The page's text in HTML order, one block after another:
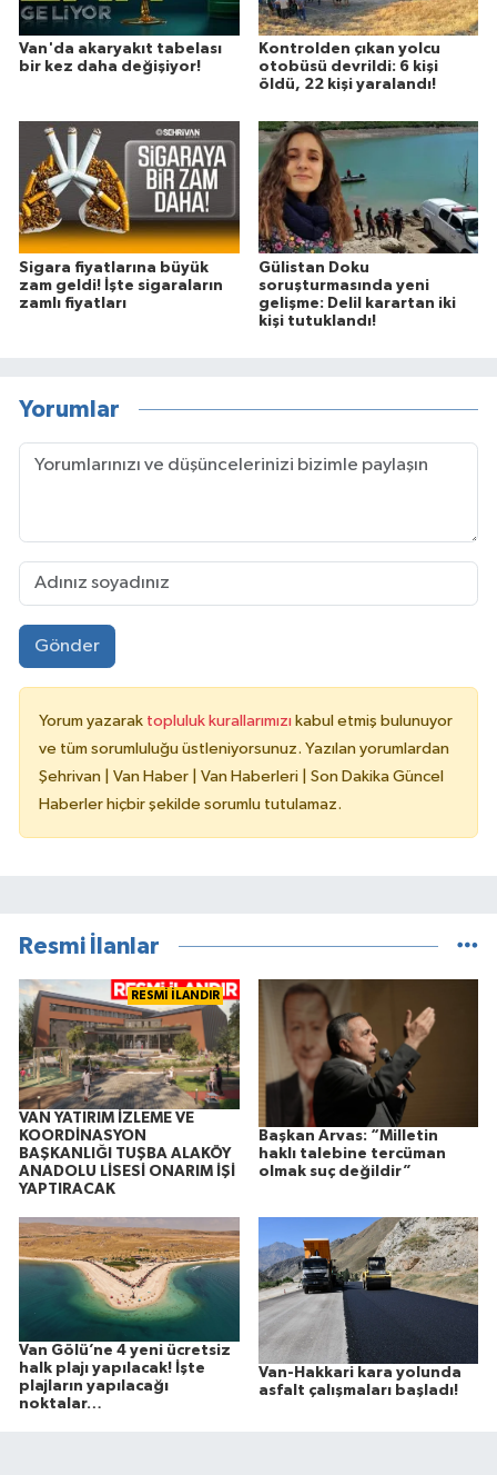
Van'da akaryakıt tabelası
bir kez daha değişiyor!
Kontrolden çıkan yolcu
otobüsü devrildi: 6 kişi
öldü, 22 kişi yaralandı!
Sigara fiyatlarına büyük
zam geldi! İşte sigaraların
zamlı fiyatları
Gülistan Doku
soruşturmasında yeni
gelişme: Delil karartan iki
kişi tutuklandı!
Yorumlar
Gönder
Yorum yazarak topluluk kurallarımızı kabul etmiş bulunuyor
ve tüm sorumluluğu üstleniyorsunuz. Yazılan yorumlardan
Şehrivan | Van Haber | Van Haberleri | Son Dakika Güncel
Haberler hiçbir şekilde sorumlu tutulamaz.
Resmi İlanlar
RESMİ İLANDIR
VAN YATIRIM İZLEME VE
KOORDİNASYON
BAŞKANLIĞI TUŞBA ALAKÖY
ANADOLU LİSESİ ONARIM İŞİ
YAPTIRACAK
Başkan Arvas: “Milletin
haklı talebine tercüman
olmak suç değildir”
Van Gölü’ne 4 yeni ücretsiz
halk plajı yapılacak! İşte
plajların yapılacağı
noktalar…
Van-Hakkari kara yolunda
asfalt çalışmaları başladı!